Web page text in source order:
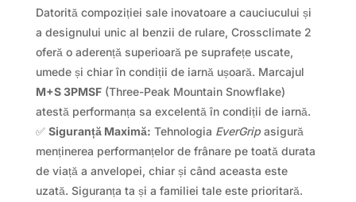
Datorită compoziției sale inovatoare a cauciucului și
a designului unic al benzii de rulare, Crossclimate 2
oferă o aderență superioară pe suprafețe uscate,
umede și chiar în condiții de iarnă ușoară. Marcajul
M+S 3PMSF(Three-Peak Mountain Snowflake)
atestă performanța sa excelentă în condiții de iarnă.
✅ Siguranță Maximă: Tehnologia EverGripasigură
menținerea performanțelor de frânare pe toată durata
de viață a anvelopei, chiar și când aceasta este
uzată. Siguranța ta și a familiei tale este prioritară.